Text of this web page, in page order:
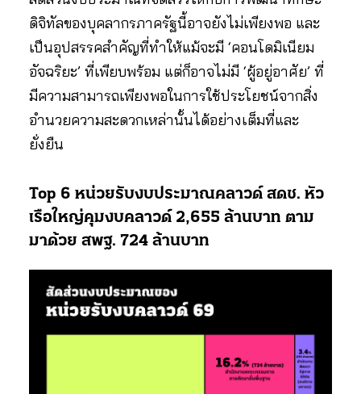
ดิจิทัลของบุคลากรภาครัฐนี้อาจยังไม่เพียงพอ และ
เป็นอุปสรรคสำคัญที่ทำให้แม้จะมี ‘คอนโดมิเนียม
อัจฉริยะ’ ที่เพียบพร้อม แต่ก็อาจไม่มี ‘ผู้อยู่อาศัย’ ที่
มีความสามารถเพียงพอในการใช้ประโยชน์จากสิ่ง
อำนวยความสะดวกเหล่านั้นได้อย่างเต็มที่และ
ยั่งยืน
Top 6 หน่วยรับงบประมาณคลาวด์ สดช. หัว
เรือใหญ่คุมงบคลาวด์ 2,655 ล้านบาท ตาม
มาด้วย สพฐ. 724 ล้านบาท